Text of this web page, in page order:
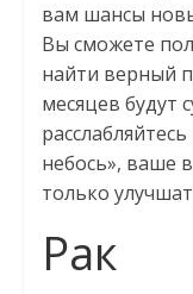
вам шансы
Вы сможете
найти верный
месяцев будут
небось», ваше
только
Рак